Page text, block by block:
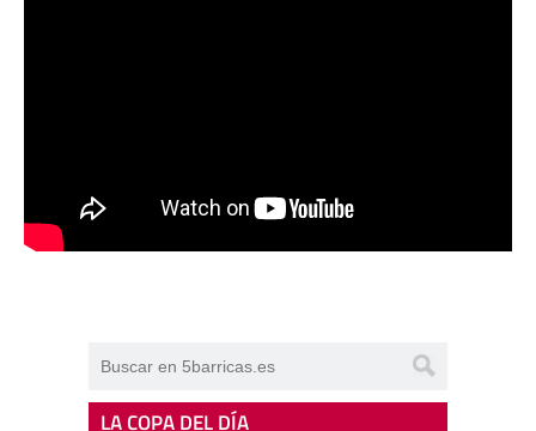
LA COPA DEL DÍA